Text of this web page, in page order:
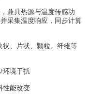
兼具热源与温度传感功
采集温度响应，同步计算
、片状、颗粒、纤维等
境干扰
能改变